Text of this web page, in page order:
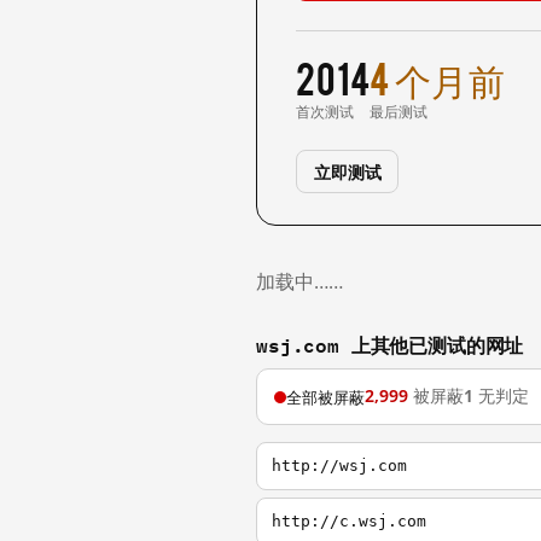
2014
首次测试
4 个月前
最后测试
立即测试
加载中……
wsj.com 上其他已测试的网址
全部被屏蔽2,999 被屏蔽1 无判定
http://wsj.com
http://c.wsj.com